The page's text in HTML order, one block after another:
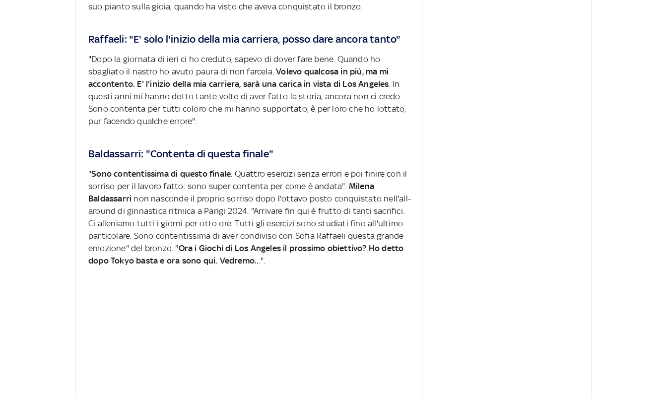
suo pianto sulla gioia, quando ha visto che aveva conquistato il bronzo.
Raffaeli: "E' solo l'inizio della mia carriera, posso dare ancora tanto"
"Dopo la giornata di ieri ci ho creduto, sapevo di dover fare bene. Quando ho
sbagliato il nastro ho avuto paura di non farcela.Volevo qualcosa in più, ma mi
accontento. E' l'inizio della mia carriera, sarà una carica in vista di Los Angeles. In
questi anni mi hanno detto tante volte di aver fatto la storia, ancora non ci credo.
Sono contenta per tutti coloro che mi hanno supportato, è per loro che ho lottato,
pur facendo qualche errore".
Baldassarri: "Contenta di questa finale"
"Sono contentissima di questo finale . Quattro esercizi senza errori e poi finire con il
sorriso per il lavoro fatto: sono super contenta per come è andata". Milena
Baldassarri non nasconde il proprio sorriso dopo l'ottavo posto conquistato nell'all-
around di ginnastica ritmica a Parigi 2024. "Arrivare fin qui è frutto di tanti sacrifici.
Ci alleniamo tutti i giorni per otto ore. Tutti gli esercizi sono studiati fino all'ultimo
particolare. Sono contentissima di aver condiviso con Sofia Raffaeli questa grande
emozione" del bronzo. "Ora i Giochi di Los Angeles il prossimo obiettivo? Ho detto
dopo Tokyo basta e ora sono qui. Vedremo.. .".